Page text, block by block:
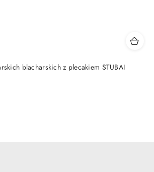
blacharskich z plecakiem STUBAI